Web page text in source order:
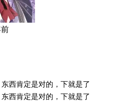
前
西肯定是对的，下就是了
西肯定是对的，下就是了